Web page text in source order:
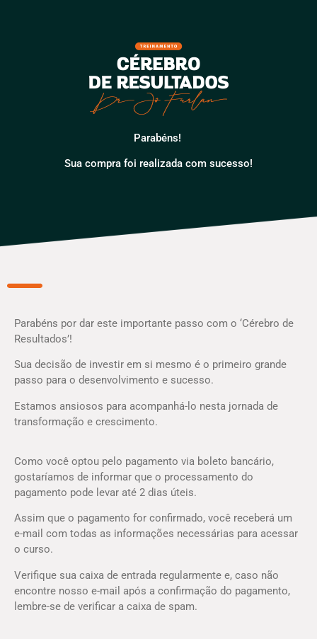
Parabéns!
Sua compra foi realizada com sucesso!
Parabéns por dar este importante passo com o ‘Cérebro de
Resultados’!
Sua decisão de investir em si mesmo é o primeiro grande
passo para o desenvolvimento e sucesso.
Estamos ansiosos para acompanhá-lo nesta jornada de
transformação e crescimento.
Como você optou pelo pagamento via boleto bancário,
gostaríamos de informar que o processamento do
pagamento pode levar até 2 dias úteis.
Assim que o pagamento for confirmado, você receberá um
e-mail com todas as informações necessárias para acessar
o curso.
Verifique sua caixa de entrada regularmente e, caso não
encontre nosso e-mail após a confirmação do pagamento,
lembre-se de verificar a caixa de spam.